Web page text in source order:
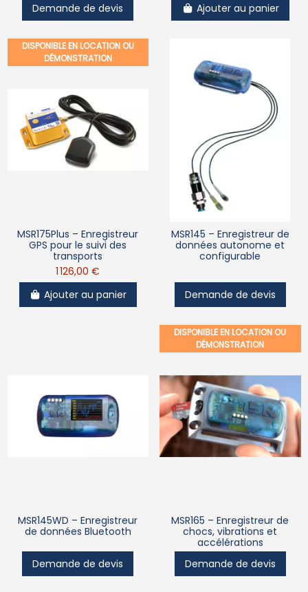
Demande de devis
Ajouter au panier
MSR175Plus – Enregistreur
GPS pour le suivi des
transports
1 126,00 €
DISPONIBLE EN LOCATION OU
DÉMONSTRATION
Ajouter au panier
MSR145 – Enregistreur de
données autonome et
configurable
Demande de devis
MSR145WD – Enregistreur
de données Bluetooth
Demande de devis
MSR165 – Enregistreur de
chocs, vibrations et
accélérations
DISPONIBLE EN LOCATION OU
DÉMONSTRATION
Demande de devis